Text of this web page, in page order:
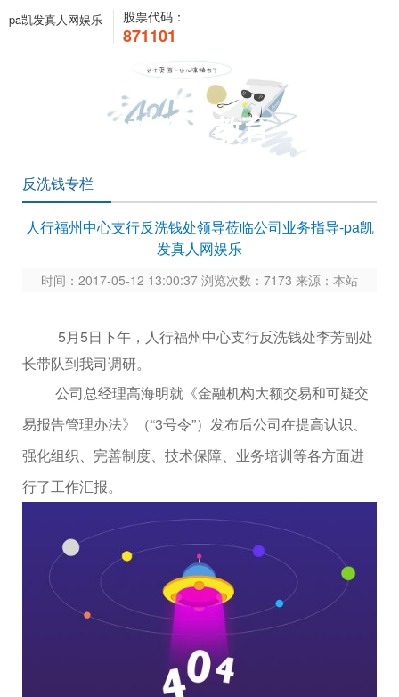
pa凯发真人网娱乐 股票代码：
871101
投资者教育
反洗钱专栏
人行福州中心支行反洗钱处领导莅临公司业务指导-pa凯
发真人网娱乐
时间：2017-05-12 13:00:37 浏览次数：7173 来源：本站
5月5日下午，人行福州中心支行反洗钱处李芳副处
长带队到我司调研。
公司总经理高海明就《金融机构大额交易和可疑交
易报告管理办法》（“3号令”）发布后公司在提高认识、
强化组织、完善制度、技术保障、业务培训等各方面进
行了工作汇报。